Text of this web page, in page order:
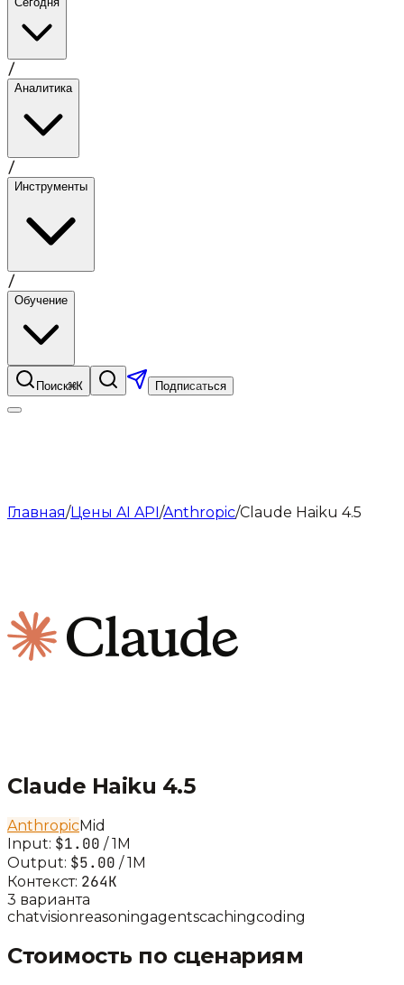
/
Аналитика
/
Инструменты
/
Обучение
Поиск⌘K Подписаться
Главная/Цены AI API/Anthropic/Claude Haiku 4.5
Claude Haiku 4.5
AnthropicMid
Input: $1.00 / 1M
Output: $5.00 / 1M
Контекст: 264K
3 варианта
chatvisionreasoningagentscachingcoding
Стоимость по сценариям